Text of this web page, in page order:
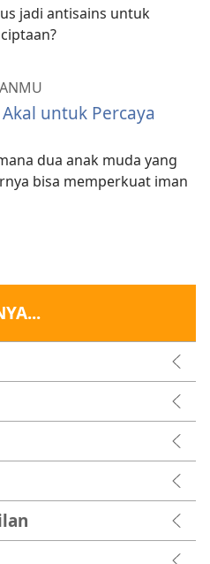
jadi antisains untuk
untuk Percaya
dua anak muda yang
bisa memperkuat iman